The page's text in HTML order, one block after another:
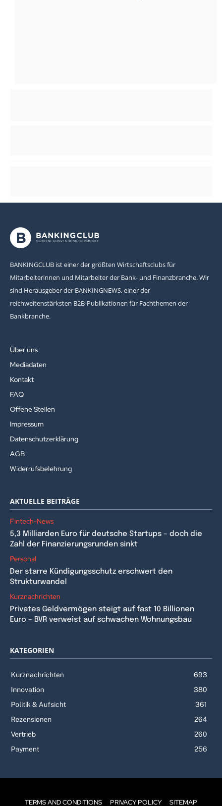
BANKINGCLUB ist einer der größten Wirtschaftsclubs für
Mitarbeiterinnen und Mitarbeiter der Bank- und Finanzbranche. Wir
sind Herausgeber der BANKINGNEWS, einer der
reichweitenstärksten B2B-Publikationen für Fachthemen der
Bankbranche.
Über uns
Mediadaten
Kontakt
FAQ
Offene Stellen
Impressum
Datenschutzerklärung
AGB
Widerrufsbelehrung
AKTUELLE BEITRÄGE
Fintech-News
5,3 Milliarden Euro für deutsche Startups – doch die
Zahl der Finanzierungsrunden sinkt
Personal
Der starre Kündigungsschutz erschwert den
Strukturwandel
Kurznachrichten
Privates Geldvermögen steigt auf fast 10 Billionen
Euro – BVR verweist auf schwachen Wohnungsbau
KATEGORIEN
Kurznachrichten
693
Innovation
380
Politik & Aufsicht
361
Rezensionen
264
Vertrieb
260
Payment
256
TERMS AND CONDITIONS PRIVACY POLICY SITEMAP